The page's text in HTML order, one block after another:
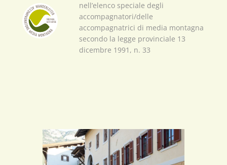
nell’elenco speciale degli
accompagnatori/delle
accompagnatrici di media montagna
secondo la legge provinciale 13
dicembre 1991, n. 33